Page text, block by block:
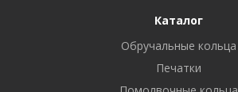
Каталог
Обручальные кольца
Печатки